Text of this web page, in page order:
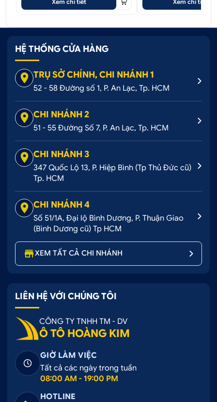
0707 228 338
CÁCH 3: MUA HÀNG TRỰC TIẾP TẠI CỬA
HÀNG.
Xem chi tiết Xem chi tiết
HỆ THỐNG CỬA HÀNG
TRỤ SỞ CHÍNH, CHI NHÁNH 1
52 - 58 Đường số 1, P. An Lạc, Tp. HCM
CHI NHÁNH 2
51 - 55 Đường Số 7, P. An Lạc, Tp. HCM
CHI NHÁNH 3
347 Quốc Lộ 13, P. Hiệp Bình (Tp Thủ Đức cũ)
Tp. HCM
CHI NHÁNH 4
Số 51/1A, Đại lộ Bình Dương, P. Thuận Giao
(Bình Dương cũ) Tp HCM
XEM TẤT CẢ CHI NHÁNH
LIÊN HỆ VỚI CHÚNG TÔI
CÔNG TY TNHH TM - DV
Ô TÔ HOÀNG KIM
GIỜ LÀM VIỆC
Tất cả các ngày trong tuần
08:00 AM - 19:00 PM
HOTLINE